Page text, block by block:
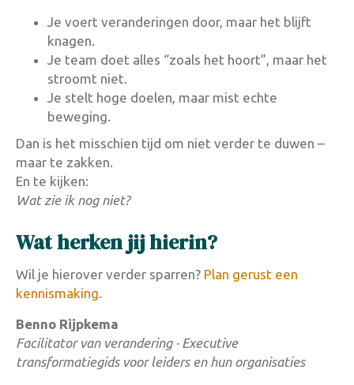
Je voert veranderingen door, maar het blijft
knagen.
Je team doet alles “zoals het hoort”, maar het
stroomt niet.
Je stelt hoge doelen, maar mist echte
beweging.
Dan is het misschien tijd om niet verder te duwen –
maar te zakken.
En te kijken:
Wat zie ik nog niet?
Wat herken jij hierin?
Wil je hierover verder sparren? Plan gerust een
kennismaking.
Benno Rijpkema
Facilitator van verandering · Executive
transformatiegids voor leiders en hun organisaties